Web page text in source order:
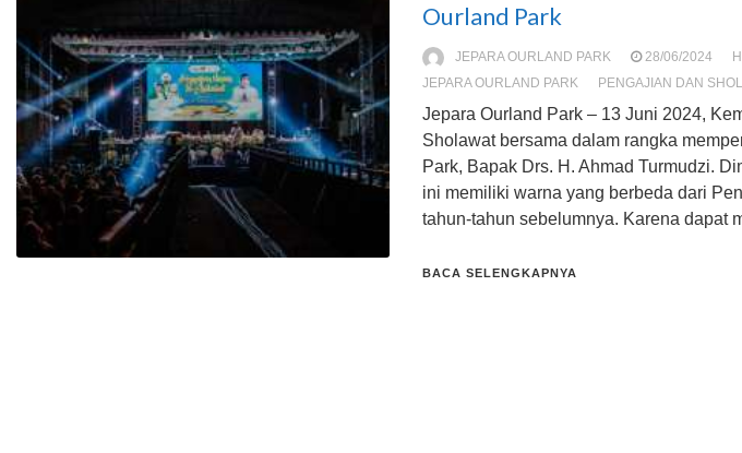
Ourland Park
JEPARA OURLAND PARK 28/06/2024
JEPARA OURLAND PARK
PENGAJIAN DAN
Jepara Ourland Park – 13 Juni 2024,
Sholawat bersama dalam rangka
Park, Bapak Drs. H. Ahmad Turmudzi.
ini memiliki warna yang berbeda dari
tahun-tahun sebelumnya. Karena dapat
BACA SELENGKAPNYA